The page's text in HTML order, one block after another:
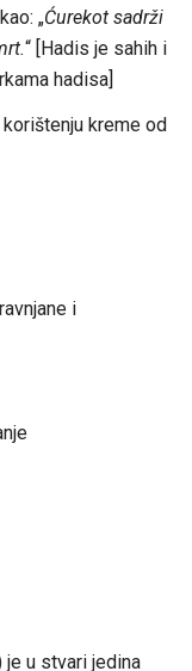
„Ćurekot sadrži
“ [Hadis je sahih i
hadisa]
kreme od
i
je u stvari jedina